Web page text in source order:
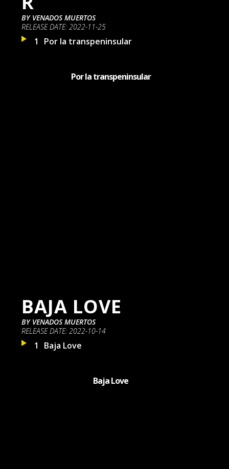
BY VENADOS MUERTOS
RELEASE DATE: 2022-11-25
1 Por la transpeninsular
Por la transpeninsular
BAJA LOVE
BY VENADOS MUERTOS
RELEASE DATE: 2022-10-14
1 Baja Love
Baja Love